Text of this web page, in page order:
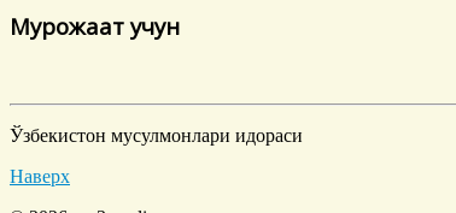
Мурожаат учун
Ўзбекистон мусулмонлари идораси
Наверх